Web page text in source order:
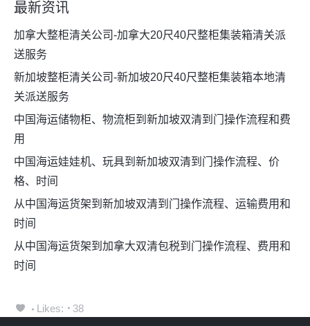
最新资讯
加拿大整柜清关公司-加拿大20尺40尺整柜集装箱清关派
送服务
新加坡整柜清关公司-新加坡20尺40尺整柜集装箱本地清
关派送服务
中国海运储物柜、物流柜到新加坡双清到门操作流程和费
用
中国海运娃娃机、玩具到新加坡双清到门操作流程、价
格、时间
从中国海运货架到新加坡双清到门操作流程、运输费用和
时间
从中国海运货架到加拿大双清包税到门操作流程、费用和
时间
Likes: 38